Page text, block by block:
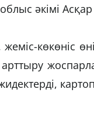
облыс әкімі
көкөніс